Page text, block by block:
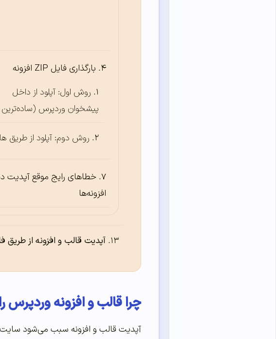
بارگذاری فایل ZIP افزونه
روش اول: آپلود از داخل
پیشخوان وردپرس (ساده‌ترین
روش دوم: آپلود از طریق
خطاهای رایج موقع آپدیت
افزونه‌ها
آپدیت قالب و افزونه از
چرا قالب و افزونه وردپرس
آپدیت قالب و افزونه سبب می‌شود سایت